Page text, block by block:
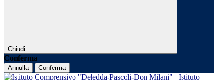
Chiudi
Conferma
Annulla Conferma
Istituto